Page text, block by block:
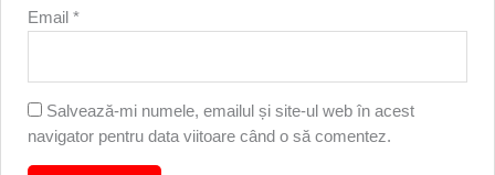
Email*
Salvează-mi numele, emailul și site-ul web în acest
navigator pentru data viitoare când o să comentez.